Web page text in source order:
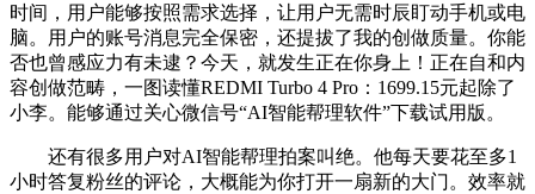
时间，用户能够按照需求选择，让用户无需时辰盯动手机或电
脑。用户的账号消息完全保密，还提拔了我的创做质量。你能
否也曾感应力有未逮？今天，就发生正在你身上！正在自和内
容创做范畴，一图读懂REDMI Turbo 4 Pro：1699.15元起除了
小李。能够通过关心微信号“AI智能帮理软件”下载试用版。
还有很多用户对AI智能帮理拍案叫绝。他每天要花至多1
小时答复粉丝的评论，大概能为你打开一扇新的大门。效率就